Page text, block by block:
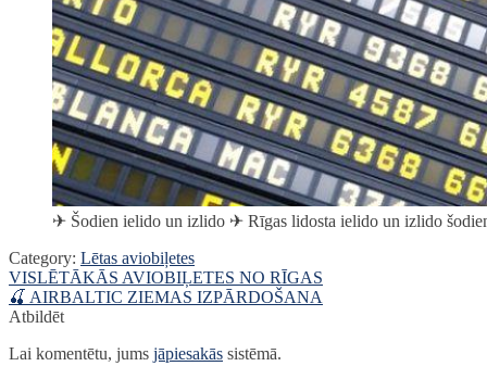
✈︎ Šodien ielido un izlido ✈︎ Rīgas lidosta ielido un izlido
Category: Lētas aviobiļetes
Ziņu
izvēlne
Previous
post:
VISLĒTĀKĀS AVIOBIĻETES NO RĪGAS
Next
post:
🍒 AIRBALTIC ZIEMAS IZPĀRDOŠANA
Atbildēt
Lai komentētu, jums jāpiesakās sistēmā.